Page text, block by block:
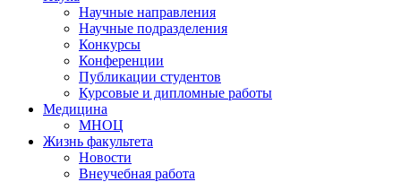
Научные направления
Научные подразделения
Конкурсы
Конференции
Публикации студентов
Курсовые и дипломные работы
Медицина
МНОЦ
Жизнь факультета
Новости
Внеучебная работа